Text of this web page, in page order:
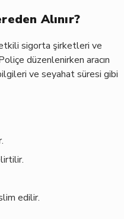
Alınır?
sigorta şirketleri ve
düzenlenirken aracın
ve seyahat süresi gibi
edilir.